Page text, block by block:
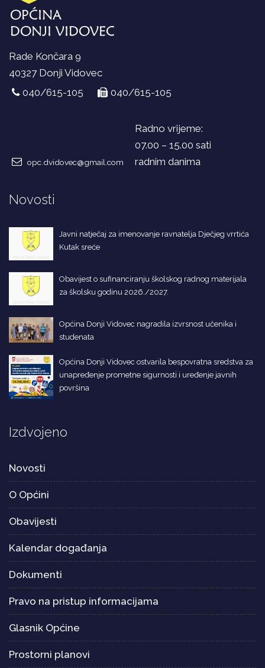
Rade Končara 9
40327 Donji Vidovec
040/615-105
040/615-105
opc.dvidovec@gmail.com
Radno vrijeme:
07.00 – 15.00 sati
radnim danima
Novosti
Javni natječaj za imenovanje ravnatelja Dječjeg vrrtića
Kutak sreće
Obavijest o sufinanciranju školskog radnog materijala
za školsku godinu 2026./2027.
Općina Donji Vidovec nagradila izvrsnost učenika i
studenata
Općina Donji Vidovec ostvarila bespovratna sredstva za
unapređenje prometne sigurnosti i uređenje javnih
površina
Izdvojeno
Novosti
O Općini
Obavijesti
Kalendar događanja
Dokumenti
Pravo na pristup informacijama
Glasnik Općine
Prostorni planovi